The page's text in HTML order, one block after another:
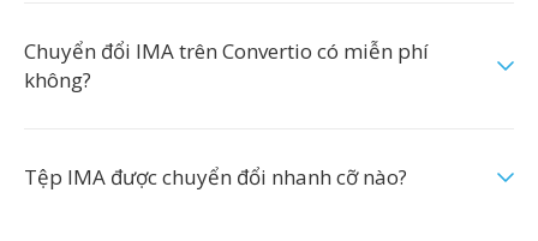
Chuyển đổi IMA trên Convertio có miễn phí
không?
Tệp IMA được chuyển đổi nhanh cỡ nào?